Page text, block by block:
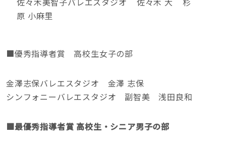
佐々木美智子バレエスタジオ 佐々木 大 杉
原 小麻里
■優秀指導者賞 高校生女子の部
金澤志保バレエスタジオ 金澤 志保
シンフォニーバレエスタジオ 副智美 浅田良和
■最優秀指導者賞 高校生・シニア男子の部